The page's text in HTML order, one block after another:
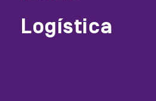
Logística